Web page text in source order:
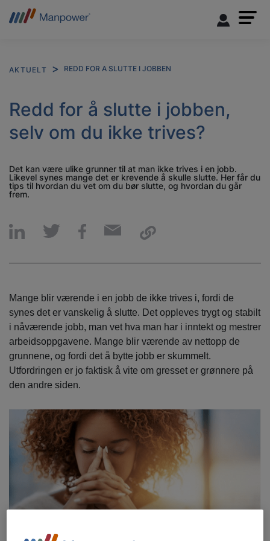
AKTUELT REDD FOR A SLUTTE I JOBBEN
Redd for å slutte i jobben,
selv om du ikke trives?
Det kan være ulike grunner til at man ikke trives i en jobb.
Likevel synes mange det er krevende å skulle slutte. Her får du
tips til hvordan du vet om du bør slutte, og hvordan du går
frem.
Mange blir værende i en jobb de ikke trives i, fordi de
synes det er vanskelig å slutte. Det oppleves trygt og stabilt
i nåværende jobb, man vet hva man har i inntekt og mestrer
arbeidsoppgavene. Mange blir værende av nettopp de
grunnene, og fordi det å bytte jobb er skummelt.
Utfordringen er jo faktisk å vite om gresset er grønnere på
den andre siden.